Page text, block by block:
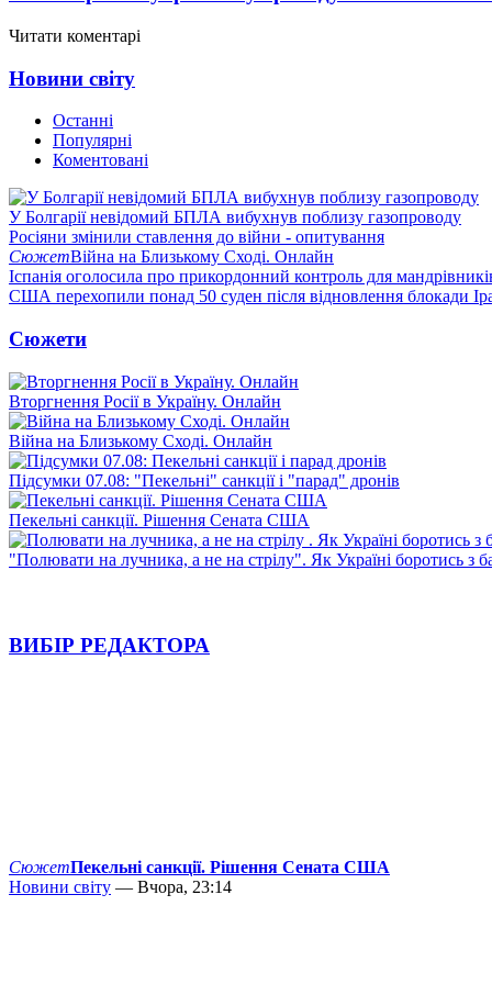
Читати коментарі
Новини світу
Останні
Популярні
Коментовані
У Болгарії невідомий БПЛА вибухнув поблизу газопроводу
Росіяни змінили ставлення до війни - опитування
СюжетВійна на Близькому Сході. Онлайн
Іспанія оголосила про прикордонний контроль для мандрівників
США перехопили понад 50 суден після відновлення блокади
Сюжети
Вторгнення Росії в Україну. Онлайн
Війна на Близькому Сході. Онлайн
Підсумки 07.08: "Пекельні" санкції і "парад" дронів
Пекельні санкції. Рішення Сената США
"Полювати на лучника, а не на стрілу". Як Україні боротись з
ВИБІР РЕДАКТОРА
СюжетПекельні санкції. Рішення Сената США
Новини світу — Вчора, 23:14